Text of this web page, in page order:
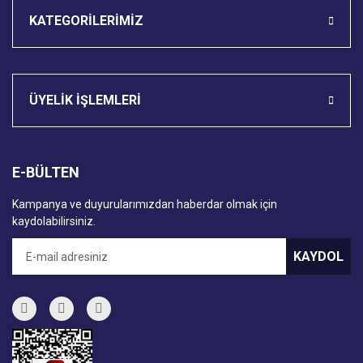
KATEGORİLERİMİZ
ÜYELİK İŞLEMLERİ
E-BÜLTEN
Kampanya ve duyurularımızdan haberdar olmak için
kaydolabilirsiniz.
KAYDOL